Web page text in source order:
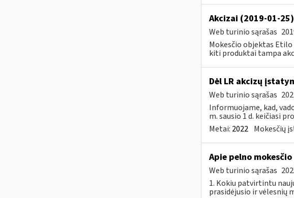
Akcizai (2019-01-25)
Web turinio sąrašas
Mokesčio objektas
kiti produktai tampa
Dėl LR akcizų
Web turinio sąrašas
Informuojame, kad,
m. sausio 1 d. keičiasi
Metai: 2022 Mokesčių
Apie pelno
Web turinio sąrašas
1. Kokiu patvirtintu
prasidėjusio ir vėlesnių